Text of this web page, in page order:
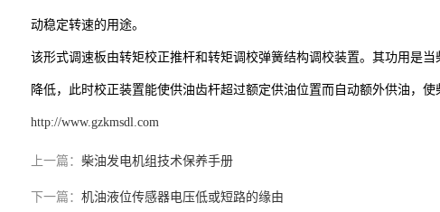
动稳定转速的用途。
该形式调速板由转矩校正推杆和转矩调校弹簧结构调校装置。其功用是
降低，此时校正装置能使供油齿杆超过额定供油位置而自动额外供油，使
http://www.gzkmsdl.com
上一篇： 柴油发电机组技术保养手册
下一篇： 机油液位传感器电压低或短路的缘由